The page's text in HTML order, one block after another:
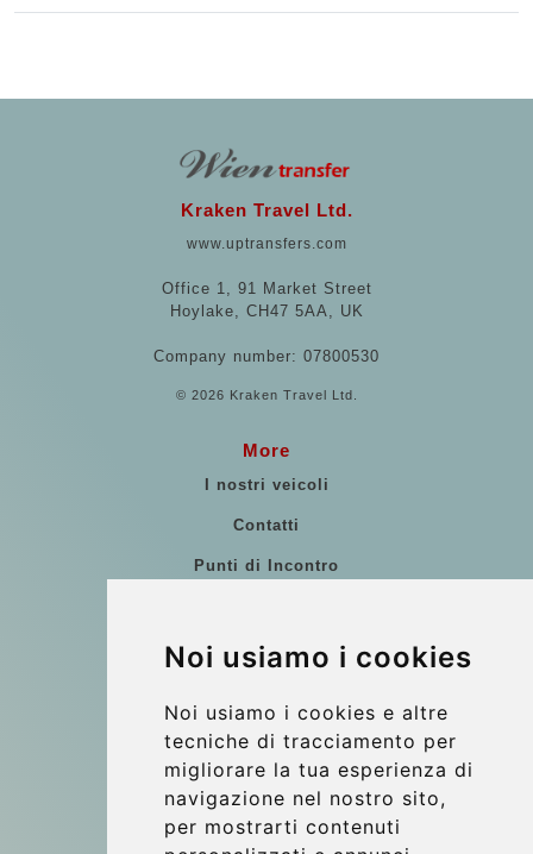
Noi usiamo i cookies
Noi usiamo i cookies e altre
tecniche di tracciamento per
migliorare la tua esperienza di
navigazione nel nostro sito,
per mostrarti contenuti
Kraken Travel Ltd.
www.uptransfers.com
Office 1, 91 Market Street
Hoylake, CH47 5AA, UK
Company number: 07800530
© 2026 Kraken Travel Ltd.
More
I nostri veicoli
Contatti
Punti di Incontro
Riferimenti
Update cookies preferences
Contact
info@wientransfer.com